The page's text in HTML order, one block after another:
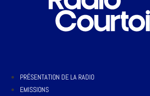
PRÉSENTATION DE LA RADIO
EMISSIONS